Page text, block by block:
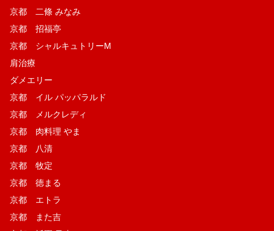
京都 二條 みなみ
京都 招福亭
京都 シャルキュトリーM
肩治療
ダメエリー
京都 イル パッパラルド
京都 メルクレディ
京都 肉料理 やま
京都 八清
京都 牧定
京都 徳まる
京都 エトラ
京都 また吉